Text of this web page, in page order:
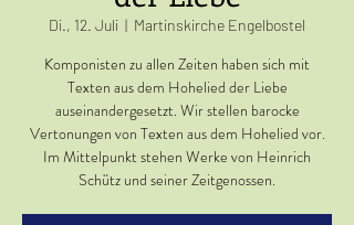
Di., 12. Juli
  |
Martinskirche Engelbostel
Komponisten zu allen Zeiten haben sich mit
Texten aus dem Hohelied der Liebe
auseinandergesetzt. Wir stellen barocke
Vertonungen von Texten aus dem Hohelied vor.
Im Mittelpunkt stehen Werke von Heinrich
Schütz und seiner Zeitgenossen.